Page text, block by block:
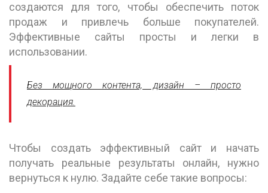
создаются для того, чтобы обеспечить поток
продаж и привлечь больше покупателей.
Эффективные сайты просты и легки в
использовании.
Без мощного контента, дизайн – просто
декорация.
Чтобы создать эффективный сайт и начать
получать реальные результаты онлайн, нужно
вернуться к нулю. Задайте себе такие вопросы: